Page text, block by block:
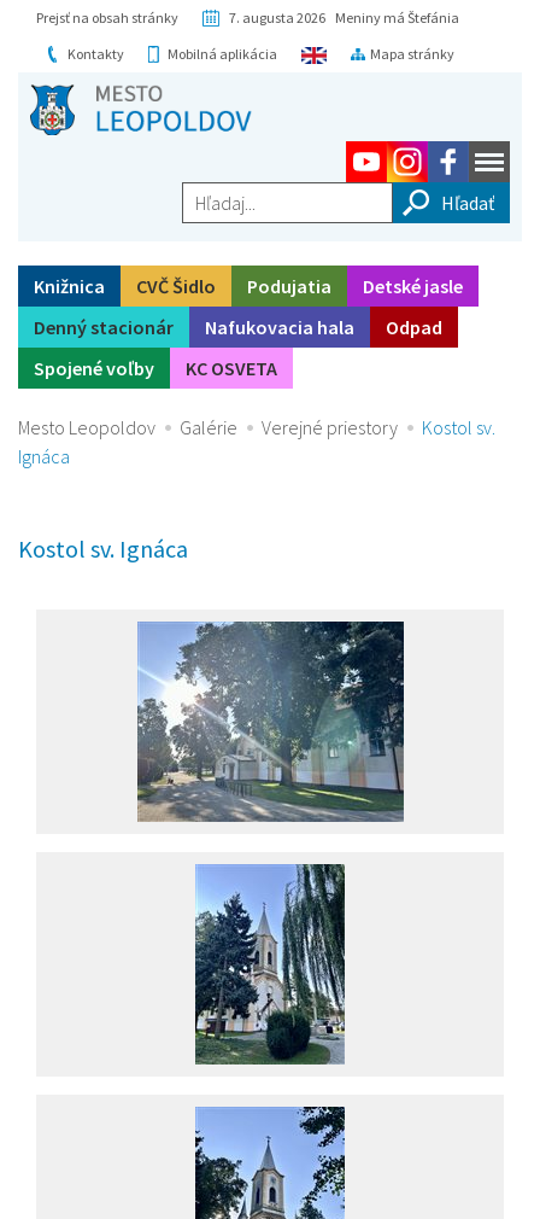
Prejsť na obsah stránky
7. augusta 2026 Meniny má Štefánia
Kontakty
Mobilná aplikácia Mapa stránky
Hľadaj...
Knižnica CVČ Šidlo Podujatia
Detské jasle
Denný stacionár
Nafukovacia hala
Odpad
Spojené voľby
KC OSVETA
Mesto Leopoldov Galérie Verejné priestory
Kostol sv.
Ignáca
Kostol sv. Ignáca